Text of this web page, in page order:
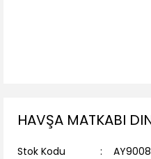
HAVŞA MATKABI
Stok Kodu